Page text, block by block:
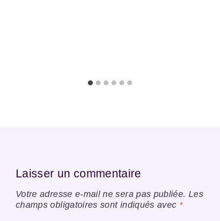
Laisser un commentaire
Votre adresse e-mail ne sera pas publiée. Les
champs obligatoires sont indiqués avec *